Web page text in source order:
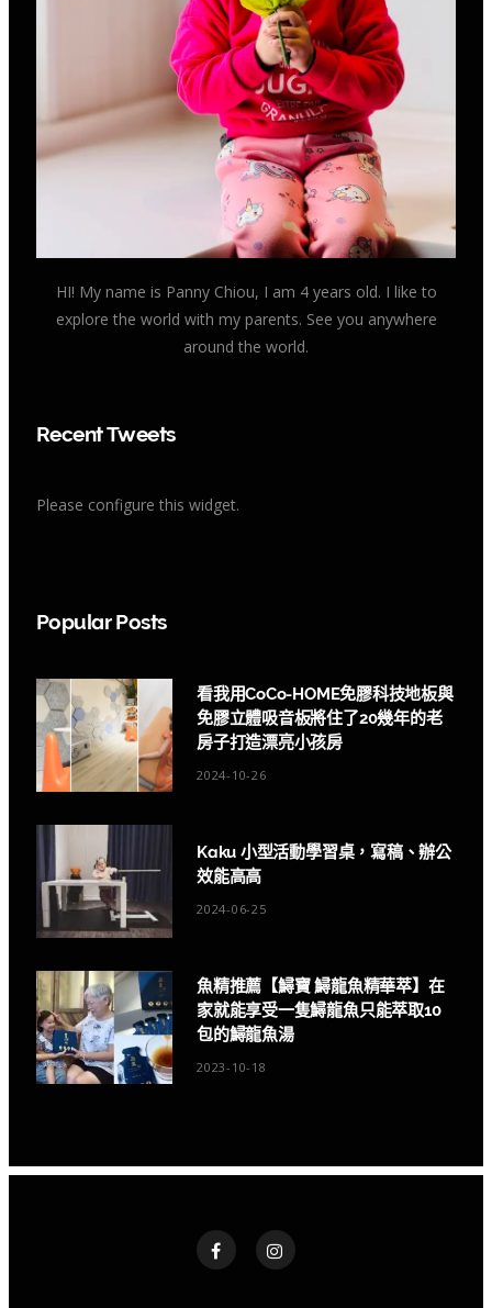
HI! My name is Panny Chiou, I am 4 years old. I like to
explore the world with my parents. See you anywhere
around the world.
Recent Tweets
Please configure this widget.
Popular Posts
看我用CoCo-HOME免膠科技地板與
免膠立體吸音板將住了20幾年的老
房子打造漂亮小孩房
2024-10-26
Kaku 小型活動學習桌，寫稿、辦公
效能高高
2024-06-25
魚精推薦【鱘寶 鱘龍魚精華萃】在
家就能享受一隻鱘龍魚只能萃取10
包的鱘龍魚湯
2023-10-18